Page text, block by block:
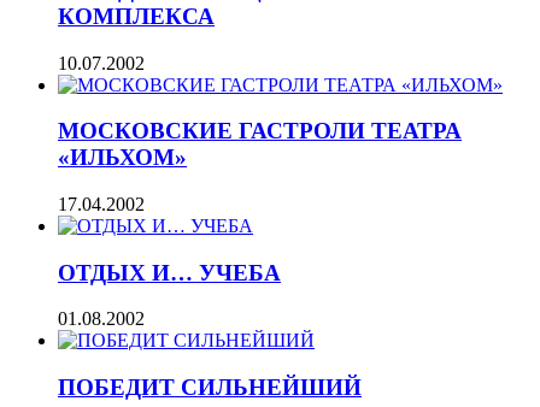
КОМПЛЕКСА
10.07.2002
МОСКОВСКИЕ ГАСТРОЛИ ТЕАТРА
«ИЛЬХОМ»
17.04.2002
ОТДЫХ И… УЧЕБА
01.08.2002
ПОБЕДИТ СИЛЬНЕЙШИЙ